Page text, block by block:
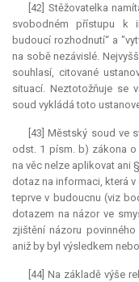
[42] Stěžovatelka
svobodném přístupu k
budoucí rozhodnutí“ a
na sobě nezávislé.
souhlasí, citované
situací. Neztotožňuje se
soud vykládá toto
[43] Městský soud ve
odst. 1 písm. b) zákona
na věc nelze aplikovat ani
dotaz na informaci, která
teprve v budoucnu (viz
dotazem na názor ve
zjištění názoru
aniž by byl výsledkem
[44] Na základě výše